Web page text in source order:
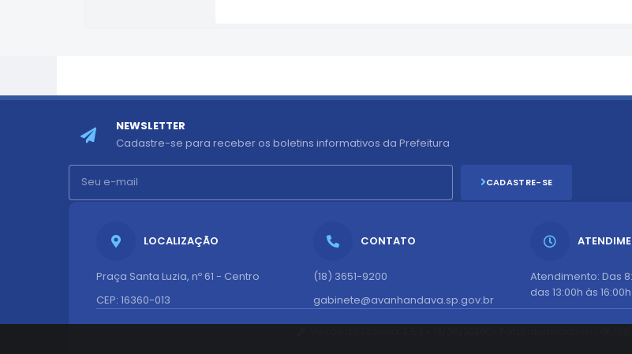
LOCALIZAÇÃO
Praça Santa Luzia, nº 61 - Centro
CEP: 16360-013
CONTATO
(18) 3651-9200
gabinete@avanhandava.sp.gov.br
Atendimento: Das
das 13:00h às 16:00h
NEWSLETTER
Cadastre-se para receber os boletins informativos da Prefeitura
CADASTRE-SE